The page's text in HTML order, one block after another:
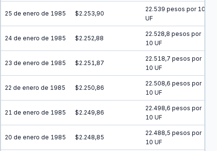
25 de enero de 1985 $2.253,90
22.539 pesos por 10
UF
24 de enero de 1985 $2.252,88
22.528,8 pesos por
10 UF
23 de enero de 1985 $2.251,87
22.518,7 pesos por
10 UF
22 de enero de 1985 $2.250,86
22.508,6 pesos por
10 UF
21 de enero de 1985 $2.249,86
22.498,6 pesos por
10 UF
20 de enero de 1985 $2.248,85
22.488,5 pesos por
10 UF